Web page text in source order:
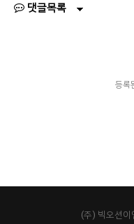
댓글목록
등록
(주) 빅오션이